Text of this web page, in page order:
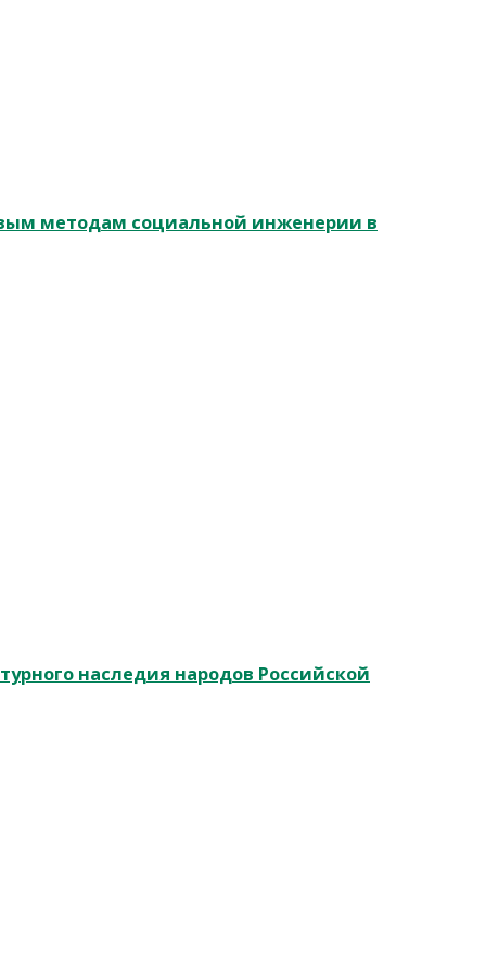
методам социальной инженерии в
наследия народов Российской